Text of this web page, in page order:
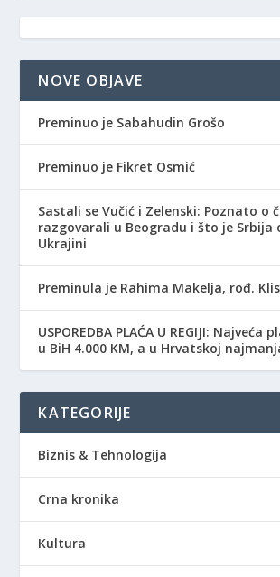
NOVE OBJAVE
Preminuo je Sabahudin Grošo
Preminuo je Fikret Osmić
Sastali se Vučić i Zelenski: Poznato o
razgovarali u Beogradu i što je Srbija
Ukrajini
Preminula je Rahima Makelja, rođ.
USPOREDBA PLAĆA U REGIJI: Najveća
u BiH 4.000 KM, a u Hrvatskoj
KATEGORIJE
Biznis & Tehnologija
Crna kronika
Kultura